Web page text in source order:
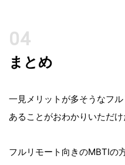
まとめ
一見メリットが多そうなフ
あることがおわかりいただけ
フルリモート向きのMBTIの